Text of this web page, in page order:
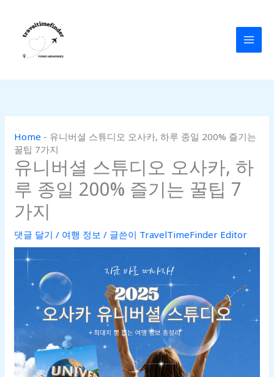
너
기
Home - 유니버셜 스튜디오 오사카, 하루 종일 200% 즐기는
꿀팁 7가지
유니버셜 스튜디오 오사카, 하
루 종일 200% 즐기는 꿀팁 7
가지
댓글 달기 / 여행 정보 / 글쓴이 TravelTimeFinder Editor